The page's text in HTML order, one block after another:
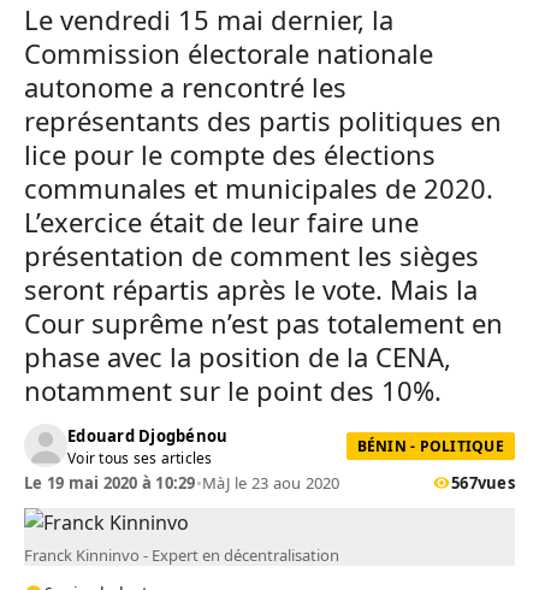
Le vendredi 15 mai dernier, la
Commission électorale nationale
autonome a rencontré les
représentants des partis politiques en
lice pour le compte des élections
communales et municipales de 2020.
L’exercice était de leur faire une
présentation de comment les sièges
seront répartis après le vote. Mais la
Cour suprême n’est pas totalement en
phase avec la position de la CENA,
notamment sur le point des 10%.
Edouard Djogbénou
Voir tous ses articles
BÉNIN - POLITIQUE
Le 19 mai 2020 à 10:29•MàJ le 23 aou 2020 567vues
Franck Kinninvo - Expert en décentralisation